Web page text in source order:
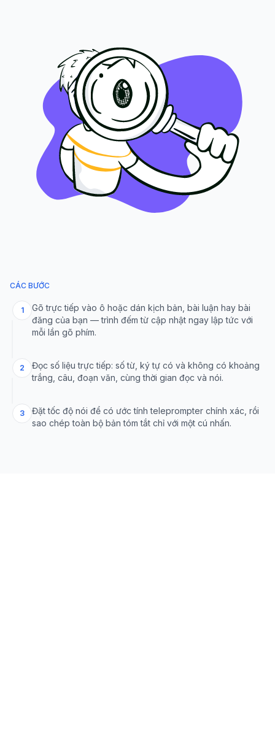
CÁC BƯỚC
1
Gõ trực tiếp vào ô hoặc dán kịch bản, bài luận hay bài
đăng của bạn — trình đếm từ cập nhật ngay lập tức với
mỗi lần gõ phím.
2
Đọc số liệu trực tiếp: số từ, ký tự có và không có khoảng
trắng, câu, đoạn văn, cùng thời gian đọc và nói.
3
Đặt tốc độ nói để có ước tính teleprompter chính xác, rồi
sao chép toàn bộ bản tóm tắt chỉ với một cú nhấn.